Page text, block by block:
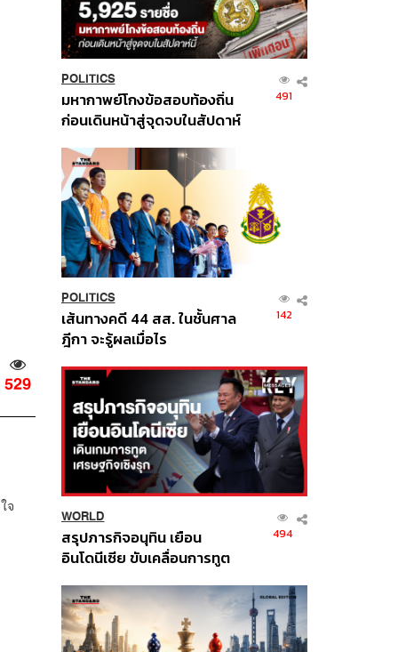
529
จ
POLITICS
มหากาพย์โกงข้อสอบท้องถิ่น
ก่อนเดินหน้าสู่จุดจบในสัปดาห์
491
POLITICS
เส้นทางคดี 44 สส. ในชั้นศาล
ฎีกา จะรู้ผลเมื่อไร
142
WORLD
สรุปภารกิจอนุทิน เยือน
อินโดนีเซีย ขับเคลื่อนการทูต
ส่วนยุทธศาสตร์ไทย –
อินโดนีเซีย
494